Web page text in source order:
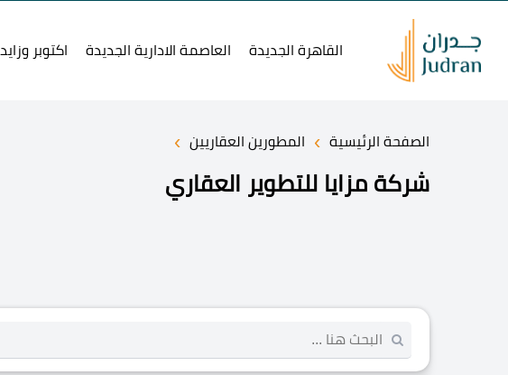
القاهرة الجديدة العاصمة الادارية الجديدة اكتوبر وزايد
الصفحة الرئيسية › المطورين العقاريين ›
شركة مزايا للتطوير العقاري